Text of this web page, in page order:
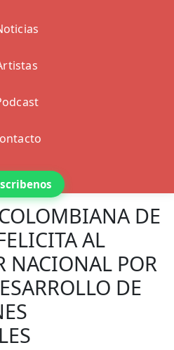
DE
AL
NACIONAL POR
DE